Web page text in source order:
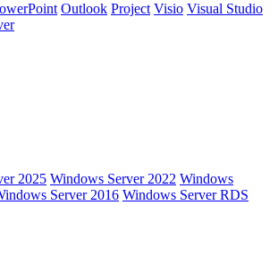
Outlook Project Visio Visual Studio
2025 Windows Server 2022 Windows
Server 2016 Windows Server RDS